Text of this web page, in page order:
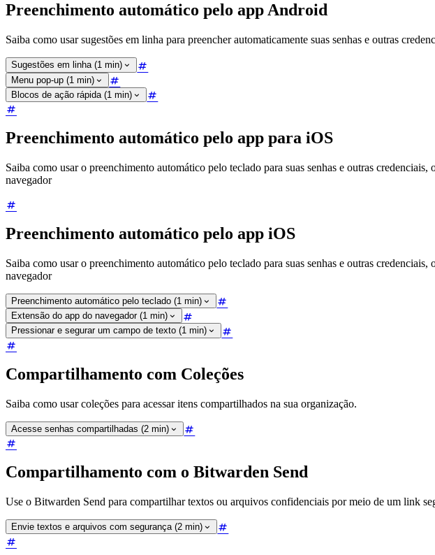
Preenchimento automático pelo app Android
Saiba como usar sugestões em linha para preencher automaticamente suas senhas e outras
Sugestões em linha (1 min)
Menu pop-up (1 min)
Blocos de ação rápida (1 min)
Preenchimento automático pelo app para iOS
Saiba como usar o preenchimento automático pelo teclado para suas senhas e outras
navegador
Preenchimento automático pelo app iOS
Saiba como usar o preenchimento automático pelo teclado para suas senhas e outras
navegador
Preenchimento automático pelo teclado (1 min)
Extensão do app do navegador (1 min)
Pressionar e segurar um campo de texto (1 min)
Compartilhamento com Coleções
Saiba como usar coleções para acessar itens compartilhados na sua organização.
Acesse senhas compartilhadas (2 min)
Compartilhamento com o Bitwarden Send
Use o Bitwarden Send para compartilhar textos ou arquivos confidenciais por meio de um link
Envie textos e arquivos com segurança (2 min)